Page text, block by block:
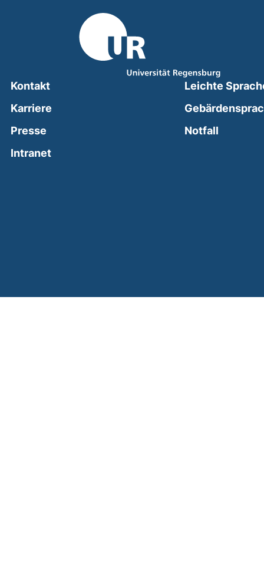
Kontakt
Karriere
Presse
Intranet(external link, opens in a new window)
Leichte
Notfall